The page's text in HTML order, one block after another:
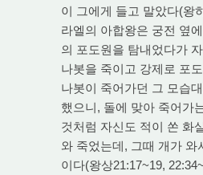
이 그에게 들고 말았다(왕
라엘의 아합왕은 궁전 옆
의 포도원을 탐내었다가
나봇을 죽이고 강제로 포
나봇이 죽어가던 그 모습
했으니, 돌에 맞아 죽어가
것처럼 자신도 적이 쏜 화
와 죽었는데, 그때 개가 와
이다(왕상21:17~19,